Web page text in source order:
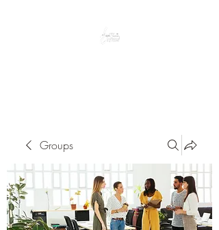
Groups